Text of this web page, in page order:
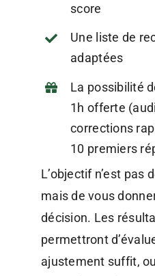
score
Une liste de
adaptées
La possibilité
1h offerte
corrections
10 premiers
L’objectif n’est pas
mais de vous
décision. Les
permettront
ajustement suffit,